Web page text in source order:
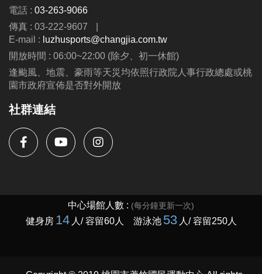
電話 : 03-263-9066
傳真 : 03-222-9607
E-mail : luzhusports@changjia.com.tw
開放時間 : 06:00~22:00 (除夕、初一休館)
逢颱風、地震、豪雨等天災均依照行政院人事行政總處或桃
園市政府宣佈是否對外開放
社群連結